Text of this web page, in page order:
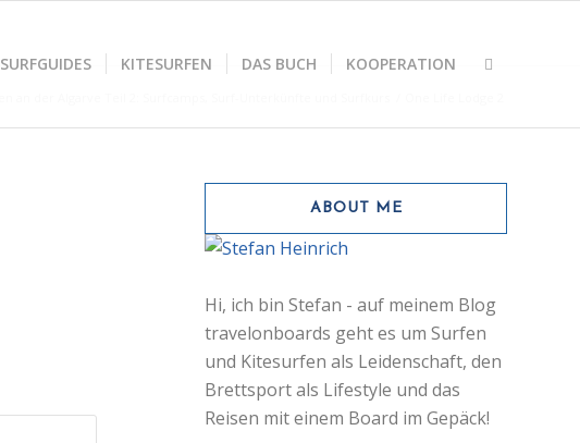
SURFGUIDES KITESURFEN DAS BUCH KOOPERATION
ABOUT ME
Hi, ich bin Stefan - auf meinem Blog
travelonboards geht es um Surfen
und Kitesurfen als Leidenschaft, den
Brettsport als Lifestyle und das
Reisen mit einem Board im Gepäck!